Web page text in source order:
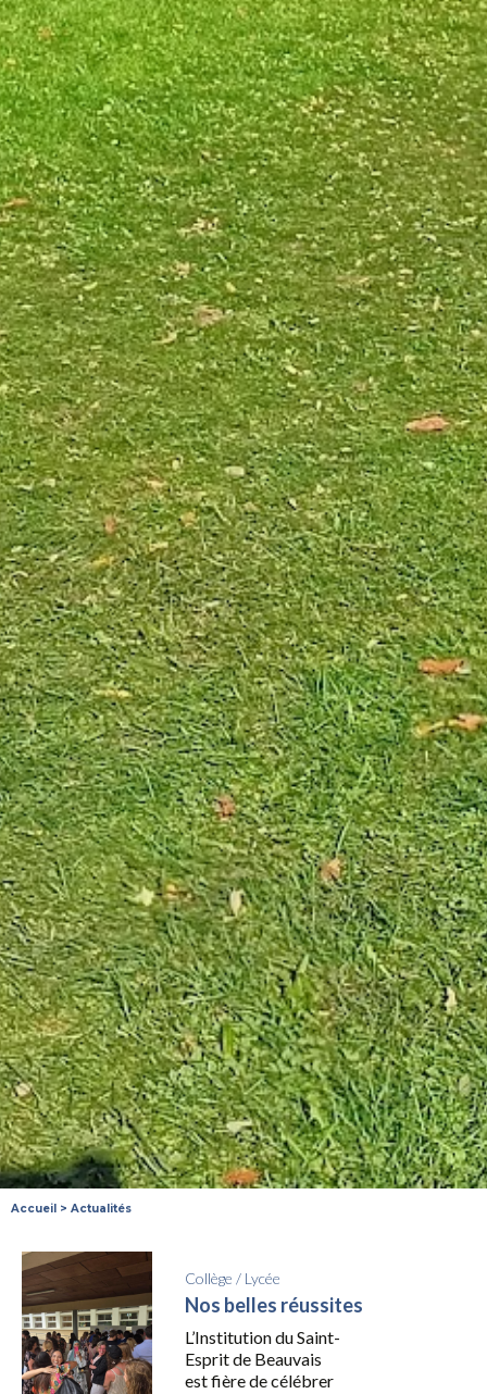
Accueil > Actualités
Collège / Lycée
Nos belles réussites
L’Institution du Saint-
Esprit de Beauvais
est fière de célébrer